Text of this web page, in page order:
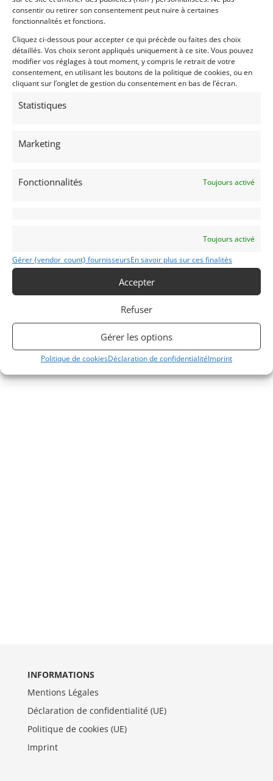
consentir ou retirer son consentement peut nuire à certaines
fonctionnalités et fonctions.
Cliquez ci-dessous pour accepter ce qui précède ou faites des choix
détaillés. Vos choix seront appliqués uniquement à ce site. Vous pouvez
modifier vos réglages à tout moment, y compris le retrait de votre
consentement, en utilisant les boutons de la politique de cookies, ou en
cliquant sur l’onglet de gestion du consentement en bas de l’écran.
Statistiques
Marketing
Fonctionnalités Toujours activé
Toujours activé
Gérer {vendor_count} fournisseursEn savoir plus sur ces finalités
Accepter
Refuser
Gérer les options
Politique de cookiesDéclaration de confidentialitéImprint
Excellent état. Carnet
Vendu par : Man Racing
13 octobre 2025
1 835 vues
Vends McLAREN P1 2016 comme neuve, 456 km d'origine,
INFORMATIONS
Mentions Légales
Déclaration de confidentialité (UE)
Politique de cookies (UE)
Imprint